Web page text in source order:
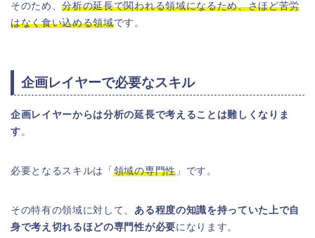
そのため、分析の延長で関われる領域になるため、さほど苦労
はなく食い込める領域です。
企画レイヤーで必要なスキル
企画レイヤーからは分析の延長で考えることは難しくなりま
す 。
必要となるスキルは「 領域の専門性」です。
その特有の領域に対して、 ある程度の知識を持っていた上で自
身で考え切れるほどの専門性が必要になります。